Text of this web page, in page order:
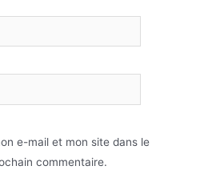
e-mail et mon site dans le
commentaire.